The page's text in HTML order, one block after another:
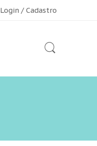
Login / Cadastro